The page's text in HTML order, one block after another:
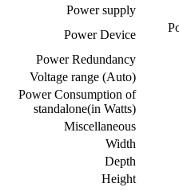
Power supply
Power Device
Power Redundancy
Voltage range (Auto)
Power Consumption of
standalone(in Watts)
Miscellaneous
Width
Depth
Height